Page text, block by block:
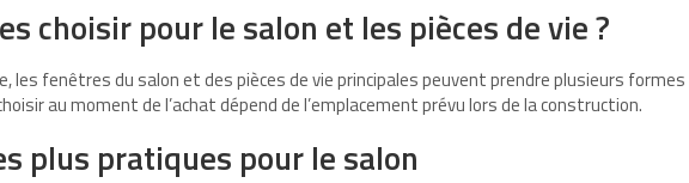
choisir pour le salon et les pièces de vie ?
les fenêtres du salon et des pièces de vie principales peuvent prendre plusieurs formes
au moment de l’achat dépend de l’emplacement prévu lors de la construction.
plus pratiques pour le salon